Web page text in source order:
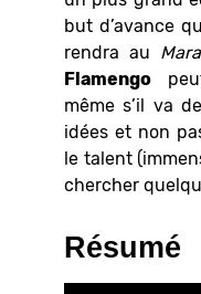
but d’avance
rendra au
Flamengo
même s’il va
idées et non
le talent
chercher
Résumé